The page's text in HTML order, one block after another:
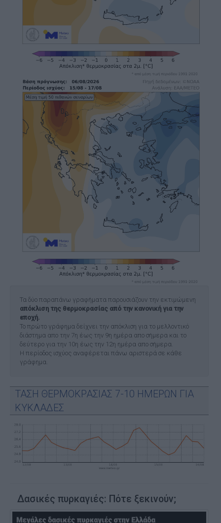
Τα δύο παραπάνω γραφήματα παρουσιάζουν την εκτιμώμενη
απόκλιση της θερμοκρασίας από την κανονική για την
εποχή.
Το πρώτο γράφημα δείχνει την απόκλιση για το μελλοντικό
διάστημα απο την 7η έως την 9η ημέρα απο σήμερα και το
δεύτερο για την 10η έως την 12η ημέρα απο σήμερα.
Η περίοδος ισχύος αναφέρεται πάνω αριστερά σε κάθε
γράφημα.
ΤΑΣΗ ΘΕΡΜΟΚΡΑΣΙΑΣ 7-10 ΗΜΕΡΩΝ ΓΙΑ
ΚΥΚΛΑΔΕΣ
Δασικές πυρκαγιές: Πότε ξεκινούν;